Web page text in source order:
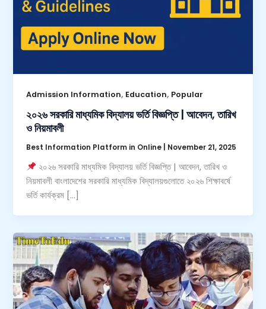
Admission Information, Education, Popular
২০২৬ সরকারি মাধ্যমিক বিদ্যালয় ভর্তি বিজ্ঞপ্তি | আবেদন, তারিখ
ও নিয়মাবলী
Best Information Platform in Online November 21, 2025
২০২৬ সরকারি মাধ্যমিক বিদ্যালয় ভর্তি বিজ্ঞপ্তি | আবেদন, তারিখ ও
নিয়মাবলী বাংলাদেশের সরকারি মাধ্যমিক বিদ্যালয়গুলোতে ২০২৬ শিক্ষাবর্ষে
ভর্তি কার্যক্রম […]